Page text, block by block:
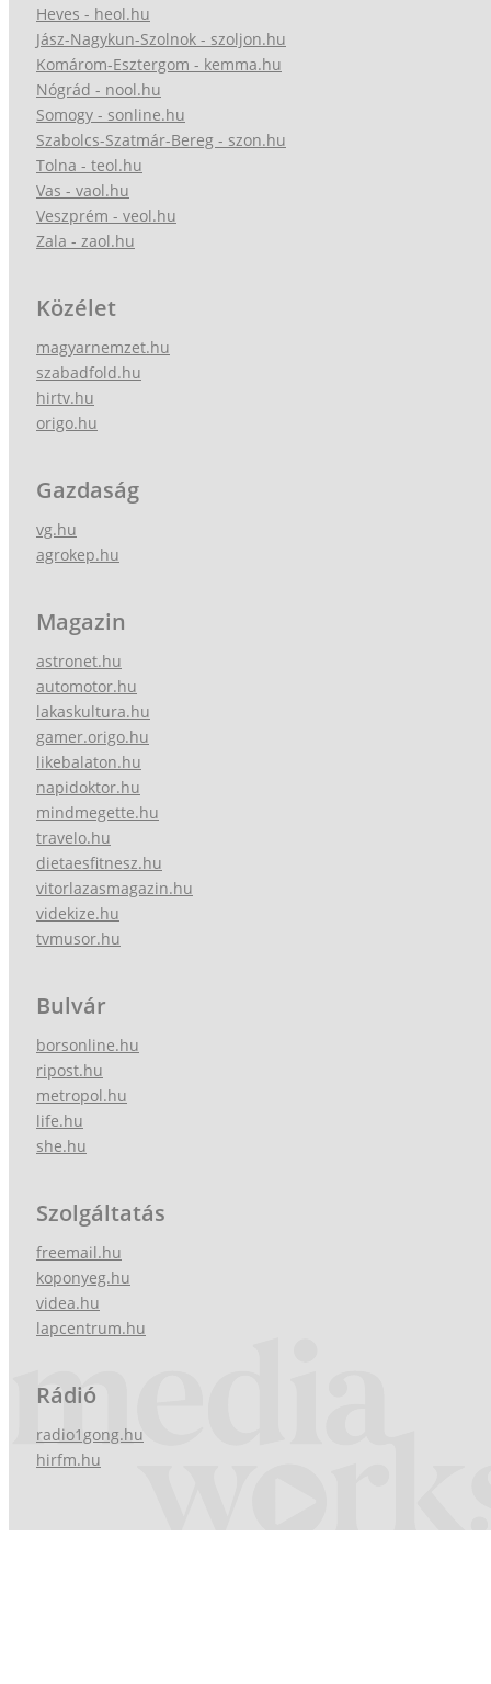
Heves - heol.hu
Jász-Nagykun-Szolnok - szoljon.hu
Komárom-Esztergom - kemma.hu
Nógrád - nool.hu
Somogy - sonline.hu
Szabolcs-Szatmár-Bereg - szon.hu
Tolna - teol.hu
Vas - vaol.hu
Veszprém - veol.hu
Zala - zaol.hu
Közélet
magyarnemzet.hu
szabadfold.hu
hirtv.hu
origo.hu
Gazdaság
vg.hu
agrokep.hu
Magazin
astronet.hu
automotor.hu
lakaskultura.hu
gamer.origo.hu
likebalaton.hu
napidoktor.hu
mindmegette.hu
travelo.hu
dietaesfitnesz.hu
vitorlazasmagazin.hu
videkize.hu
tvmusor.hu
Bulvár
borsonline.hu
ripost.hu
metropol.hu
life.hu
she.hu
Szolgáltatás
freemail.hu
koponyeg.hu
videa.hu
lapcentrum.hu
Rádió
radio1gong.hu
hirfm.hu